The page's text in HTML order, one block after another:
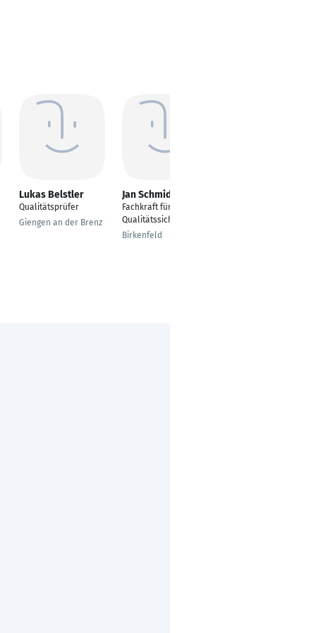
Lukas Belstler
Qualitätsprüfer
Giengen an der Brenz
Jan Schmidt
Fachkraft für
Qualitätssicherung
Birkenfeld